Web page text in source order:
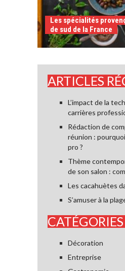
Les spécialités
de sud de la France
ARTICLES
L’impact de la
carrières
Rédaction de
réunion :
pro ?
Thème
de son salon :
Les cacahuètes
S’amuser à la
CATÉGORIES
Décoration
Entreprise